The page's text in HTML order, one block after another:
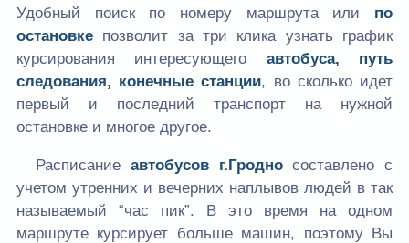
Удобный поиск по номеру маршрута или по
остановке позволит за три клика узнать график
курсирования интересующего автобуса, путь
следования, конечные станции, во сколько идет
первый и последний транспорт на нужной
остановке и многое другое.
Расписание автобусов г.Гродносоставлено с
учетом утренних и вечерних наплывов людей в так
называемый “час пик”. В это время на одном
маршруте курсирует больше машин, поэтому Вы